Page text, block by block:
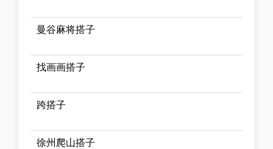
曼谷麻将搭子
找画画搭子
跨搭子
徐州爬山搭子